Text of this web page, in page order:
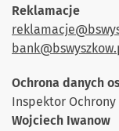
Reklamacje
Ochrona danych
Inspektor Ochrony
Wojciech Iwanow